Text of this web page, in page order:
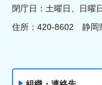
閉庁日：土曜日、日曜
住所：420-8602 静岡